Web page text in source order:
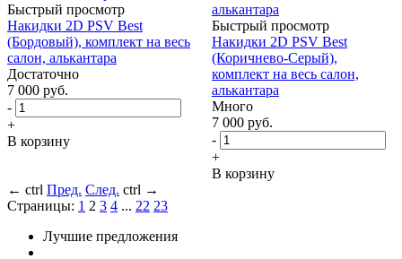
Быстрый просмотр
Накидки 2D PSV Best
(Бордовый), комплект на весь
салон, алькантара
Достаточно
7 000 руб.
-
+
В корзину
Быстрый просмотр
Накидки 2D PSV Best
(Коричнево-Серый),
комплект на весь салон,
алькантара
Много
7 000 руб.
-
+
В корзину
← ctrl Пред. След. ctrl →
Страницы: 1 2 3 4 ... 22 23
Лучшие предложения